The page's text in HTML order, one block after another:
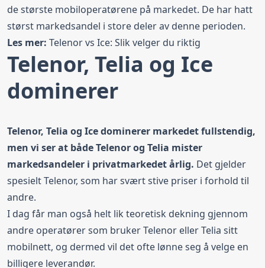
de største mobiloperatørene på markedet. De har hatt
størst markedsandel i store deler av denne perioden.
Les mer: Telenor vs Ice: Slik velger du riktig
Telenor, Telia og Ice
dominerer
Telenor, Telia og Ice dominerer markedet fullstendig,
men vi ser at både Telenor og Telia mister
markedsandeler i privatmarkedet årlig. Det gjelder
spesielt Telenor, som har svært stive priser i forhold til
andre.
I dag får man også helt lik teoretisk dekning gjennom
andre operatører som bruker Telenor eller Telia sitt
mobilnett, og dermed vil det ofte lønne seg å velge en
billigere leverandør.